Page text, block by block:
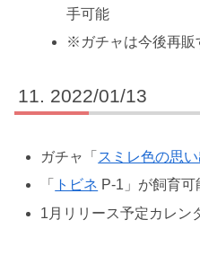
手可能
※ガチャは今後再販
2022/01/13
ガチャ「 スミレ色の思い
「
トビネ P-1」が飼育可
1月リリース予定カレン